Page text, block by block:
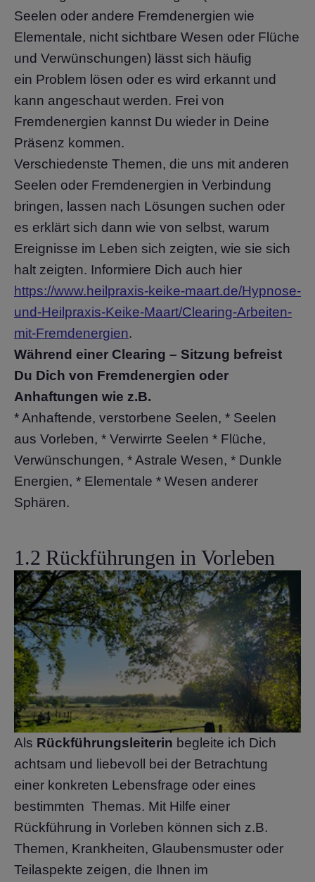
Seelen oder andere Fremdenergien wie
Elementale, nicht sichtbare Wesen oder Flüche
und Verwünschungen) lässt sich häufig
ein Problem lösen oder es wird erkannt und
kann angeschaut werden. Frei von
Fremdenergien kannst Du wieder in Deine
Präsenz kommen.
Verschiedenste Themen, die uns mit anderen
Seelen oder Fremdenergien in Verbindung
bringen, lassen nach Lösungen suchen oder
es erklärt sich dann wie von selbst, warum
Ereignisse im Leben sich zeigten, wie sie sich
halt zeigten. Informiere Dich auch hier
https://www.heilpraxis-keike-maart.de/Hypnose-
und-Heilpraxis-Keike-Maart/Clearing-Arbeiten-
mit-Fremdenergien.
Während einer Clearing – Sitzung befreist
Du Dich von Fremdenergien oder
Anhaftungen wie z.B.
* Anhaftende, verstorbene Seelen, * Seelen
aus Vorleben, * Verwirrte Seelen * Flüche,
Verwünschungen, * Astrale Wesen, * Dunkle
Energien, * Elementale * Wesen anderer
Sphären.
1.2 Rückführungen in Vorleben
Als Rückführungsleiterin begleite ich Dich
achtsam und liebevoll bei der Betrachtung
einer konkreten Lebensfrage oder eines
bestimmten Themas. Mit Hilfe einer
Rückführung in Vorleben können sich z.B.
Themen, Krankheiten, Glaubensmuster oder
Teilaspekte zeigen, die Ihnen im